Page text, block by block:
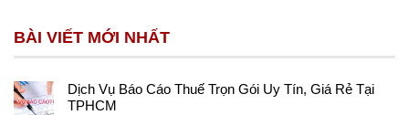
BÀI VIẾT MỚI NHẤT
Dịch Vụ Báo Cáo Thuế Trọn Gói Uy Tín, Giá Rẻ Tại
TPHCM